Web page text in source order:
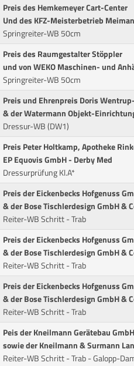
Preis des Hemkemeyer Cart-Center
Und des KFZ-Meisterbetrieb
Springreiter-WB 50cm
Preis des Raumgestalter Stöppler
und von WEKO Maschinen- und
Springreiter-WB 50cm
Preis und Ehrenpreis Doris
& der Watermann Objekt-
Dressur-WB (DW1)
Preis Peter Holtkamp, Apotheke
EP Equovis GmbH - Derby Med
Dressurprüfung Kl.A*
Preis der Eickenbecks Hofgenuss
& der Bose Tischlerdesign GmbH &
Reiter-WB Schritt - Trab
Preis der Eickenbecks Hofgenuss
& der Bose Tischlerdesign GmbH &
Reiter-WB Schritt - Trab
Preis der Eickenbecks Hofgenuss
& der Bose Tischlerdesign GmbH &
Reiter-WB Schritt - Trab
Peis der Kneilmann Gerätebau GmbH
sowie der Kneilmann & Surmann
Reiter-WB Schritt - Trab - Galopp-